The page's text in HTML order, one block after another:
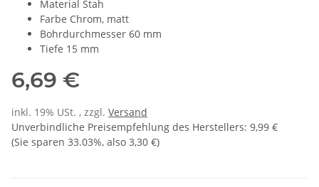
Material Stah
Farbe Chrom, matt
Bohrdurchmesser 60 mm
Tiefe 15 mm
6,69 €
inkl. 19% USt. , zzgl. Versand
Unverbindliche Preisempfehlung des Herstellers: 9,99 €
(Sie sparen 33.03%, also 3,30 €)